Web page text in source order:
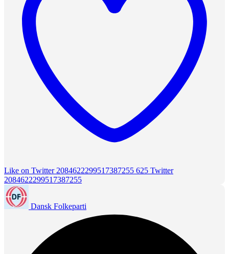
Like on Twitter 2084622299517387255 625 Twitter
2084622299517387255
Dansk Folkeparti